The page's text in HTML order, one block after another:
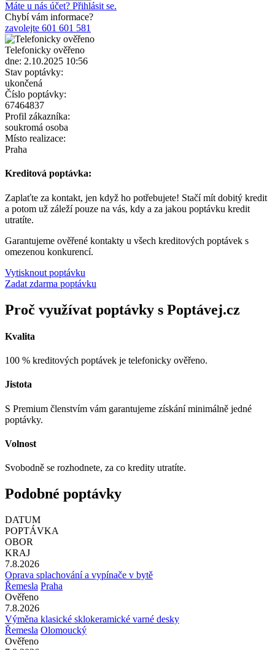
Máte u nás účet? Přihlásit se.
Chybí vám informace?
zavolejte 601 601 581
Telefonicky ověřeno
dne: 2.10.2025 10:56
Stav poptávky:
ukončená
Číslo poptávky:
67464837
Profil zákazníka:
soukromá osoba
Místo realizace:
Praha
Kreditová poptávka:
Zaplaťte za kontakt, jen když ho potřebujete! Stačí mít dobitý kredit
a potom už záleží pouze na vás, kdy a za jakou poptávku kredit
utratíte.
Garantujeme ověřené kontakty u všech kreditových poptávek s
omezenou konkurencí.
Vytisknout poptávku
Zadat zdarma poptávku
Proč využívat poptávky s Poptávej.cz
Kvalita
100 % kreditových poptávek je telefonicky ověřeno.
Jistota
S Premium členstvím vám garantujeme získání minimálně jedné
poptávky.
Volnost
Svobodně se rozhodnete, za co kredity utratíte.
Podobné poptávky
DATUM
POPTÁVKA
OBOR
KRAJ
7.8.2026
Oprava splachování a vypínače v bytě
Řemesla Praha
Ověřeno
7.8.2026
Výměna klasické sklokeramické varné desky
Řemesla Olomoucký
Ověřeno